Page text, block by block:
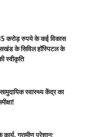
करोड़ रुपये के कई विकास
के सिविल हॉस्पिटल के
स्वीकृति
स्वास्थ्य केंद्र का
ग्रामीण परेशान;